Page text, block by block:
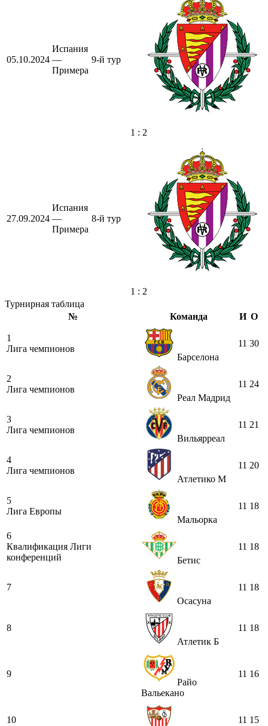
05.10.2024
Испания
—
Примера
9-й тур
1 : 2
27.09.2024
Испания
—
Примера
8-й тур
1 : 2
Турнирная таблица
№
Команда И О
1
Лига чемпионов
Барселона
11 30
2
Лига чемпионов
Реал Мадрид
11 24
3
Лига чемпионов
Вильярреал
11 21
4
Лига чемпионов
Атлетико М
11 20
5
Лига Европы
Мальорка
11 18
6
Квалификация Лиги
конференций
Бетис
11 18
7
Осасуна
11 18
8
Атлетик Б
11 18
9
Райо
Вальекано
11 16
10 11 15